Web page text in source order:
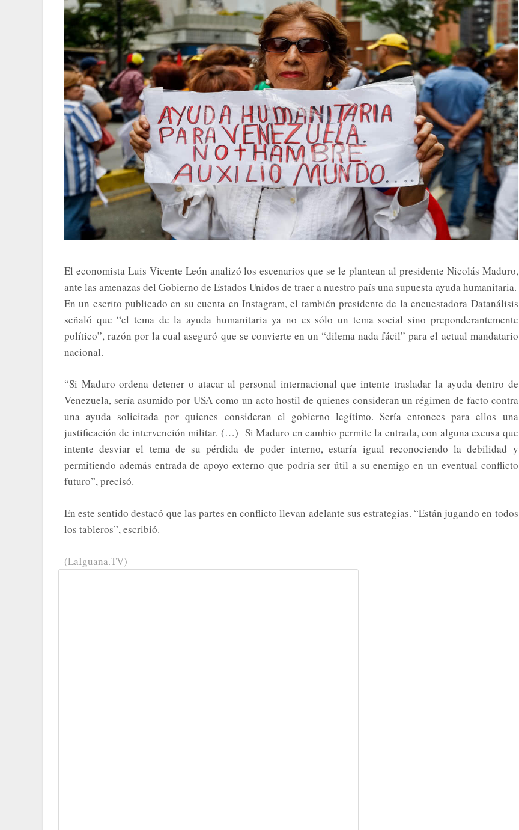
El economista Luis Vicente León analizó los escenarios que se le plantean al presidente Nicolás Maduro,
ante las amenazas del Gobierno de Estados Unidos de traer a nuestro país una supuesta ayuda humanitaria.
En un escrito publicado en su cuenta en Instagram, el también presidente de la encuestadora Datanálisis
señaló que “el tema de la ayuda humanitaria ya no es sólo un tema social sino preponderantemente
político”, razón por la cual aseguró que se convierte en un “dilema nada fácil” para el actual mandatario
nacional.
“Si Maduro ordena detener o atacar al personal internacional que intente trasladar la ayuda dentro de
Venezuela, sería asumido por USA como un acto hostil de quienes consideran un régimen de facto contra
una ayuda solicitada por quienes consideran el gobierno legítimo. Sería entonces para ellos una
justificación de intervención militar. (…) Si Maduro en cambio permite la entrada, con alguna excusa que
intente desviar el tema de su pérdida de poder interno, estaría igual reconociendo la debilidad y
permitiendo además entrada de apoyo externo que podría ser útil a su enemigo en un eventual conflicto
futuro”, precisó.
En este sentido destacó que las partes en conflicto llevan adelante sus estrategias. “Están jugando en todos
los tableros”, escribió.
(LaIguana.TV)